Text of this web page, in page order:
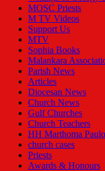
MOSC Priests
M TV Videos
Support Us
MTV
Sophia Books
Malankara
Parish News
Articles
Diocesan News
Church News
Gulf Churches
Church Teachers
HH Marthoma
church cases
Priests
Awards & Honours